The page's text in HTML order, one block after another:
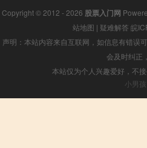
Copyright © 2012 - 2026 股票入门网
站地图 | 疑难解答 皖
声明：本站内容来自互联网，如信息有错误
会及时纠正
本站仅为个人兴趣爱好，不
小男孩